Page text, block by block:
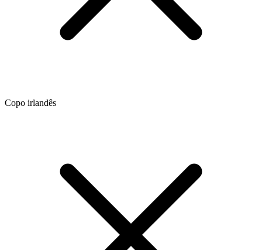
Copo irlandês